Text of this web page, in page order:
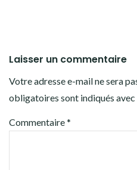
Laisser un commentaire
Votre adresse e-mail ne sera
obligatoires sont indiqués avec
Commentaire*